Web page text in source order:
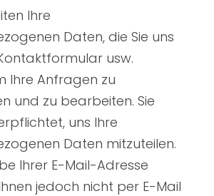
Ihre
Daten, die Sie uns
usw.
Ihre Anfragen zu
und zu bearbeiten. Sie
uns Ihre
Daten mitzuteilen.
Ihrer E-Mail-Adresse
jedoch nicht per E-Mail